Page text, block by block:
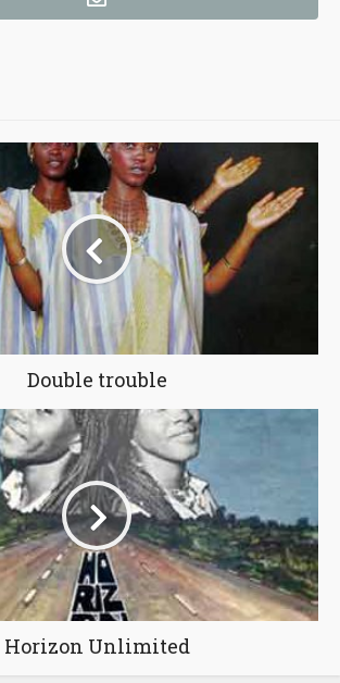
Double trouble
Horizon Unlimited